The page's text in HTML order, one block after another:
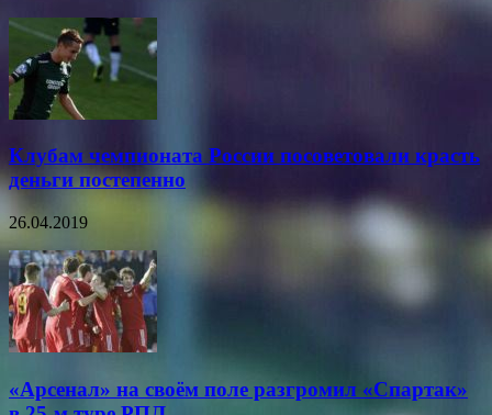
Клубам чемпионата России посоветовали красть
деньги постепенно
26.04.2019
«Арсенал» на своём поле разгромил «Спартак»